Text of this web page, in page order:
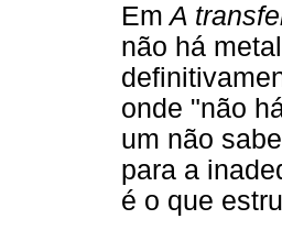
Em A
não há
onde "não
um não
para a
é o que